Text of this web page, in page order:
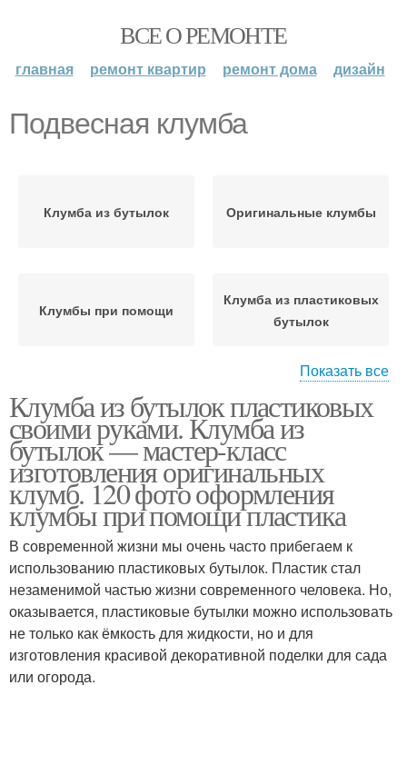
ВСЕ О РЕМОНТЕ
главная ремонт квартир ремонт дома дизайн
Подвесная клумба
Клумба из бутылок Оригинальные клумбы
Клумбы при помощи
Клумба из пластиковых
бутылок
Бутылки для клумбы Каменная клумба
Показать все
Клумба из бутылок пластиковых
своими руками. Клумба из
бутылок — мастер-класс
изготовления оригинальных
клумб. 120 фото оформления
клумбы при помощи пластика
В современной жизни мы очень часто прибегаем к
использованию пластиковых бутылок. Пластик стал
незаменимой частью жизни современного человека. Но,
оказывается, пластиковые бутылки можно использовать
не только как ёмкость для жидкости, но и для
изготовления красивой декоративной поделки для сада
или огорода.